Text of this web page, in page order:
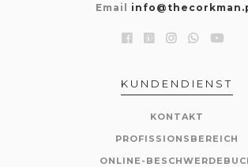
Email
KUNDENDIENST
KONTAKT
PROFISSIONSBEREICH
ONLINE-